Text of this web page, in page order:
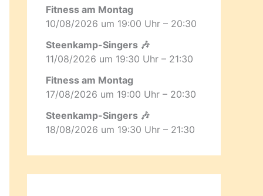
Fitness am Montag
10/08/2026 um 19:00 Uhr – 20:30
Steenkamp-Singers 🎶
11/08/2026 um 19:30 Uhr – 21:30
Fitness am Montag
17/08/2026 um 19:00 Uhr – 20:30
Steenkamp-Singers 🎶
18/08/2026 um 19:30 Uhr – 21:30